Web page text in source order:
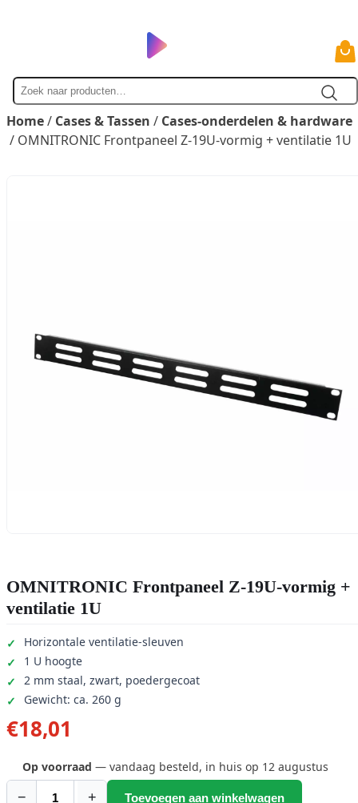
Zoek
naar
Home/ Cases & Tassen / Cases-onderdelen & hardware
/ OMNITRONIC Frontpaneel Z-19U-vormig + ventilatie 1U
OMNITRONIC Frontpaneel Z-19U-vormig +
ventilatie 1U
Horizontale ventilatie-sleuven
1 U hoogte
2 mm staal, zwart, poedergecoat
Gewicht: ca. 260 g
€18,01
Op voorraad — vandaag besteld, in huis op 12 augustus
− + Toevoegen aan winkelwagen